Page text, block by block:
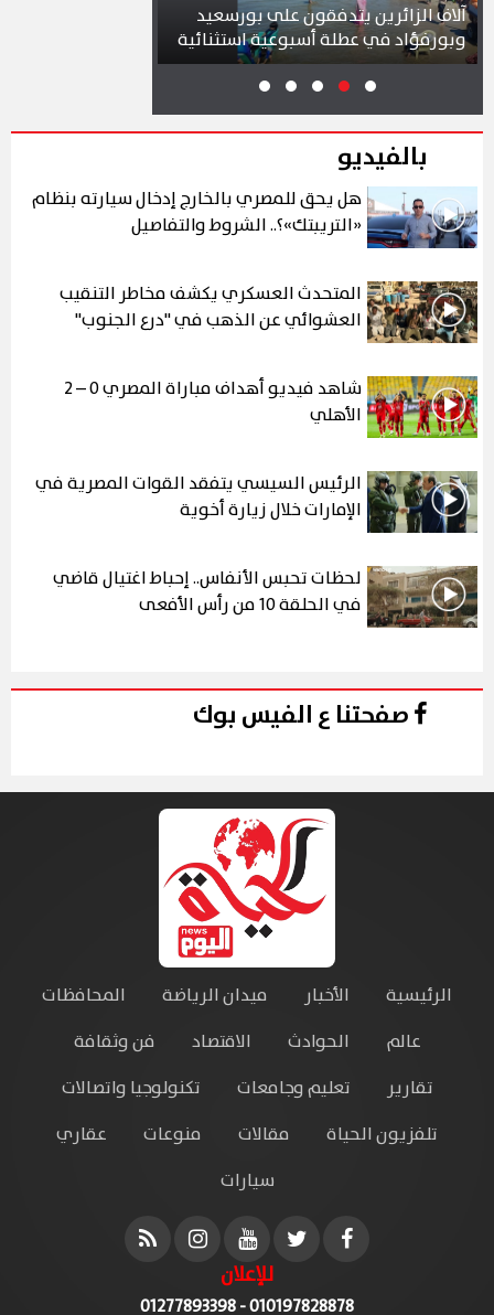
آلاف الزائرين يتدفقون على بورسعيد
وبورفؤاد في عطلة أسبوعية استثنائية
بالفيديو
هل يحق للمصري بالخارج إدخال سيارته بنظام
«التريبتك»؟.. الشروط والتفاصيل
المتحدث العسكري يكشف مخاطر التنقيب
العشوائي عن الذهب في "درع الجنوب"
شاهد فيديو أهداف مباراة المصري 0 – 2
الأهلي
الرئيس السيسي يتفقد القوات المصرية في
الإمارات خلال زيارة أخوية
لحظات تحبس الأنفاس.. إحباط اغتيال قاضي
في الحلقة 10 من رأس الأفعى
صفحتنا ع الفيس بوك
الرئيسية الأخبار ميدان الرياضة
المحافظات
عالم
الحوادث الاقتصاد
فن وثقافة
تقارير
تعليم وجامعات
تكنولوجيا واتصالات
تلفزيون الحياة
مقالات منوعات
عقاري
سيارات
للإعلان
010197828878 - 01277893398